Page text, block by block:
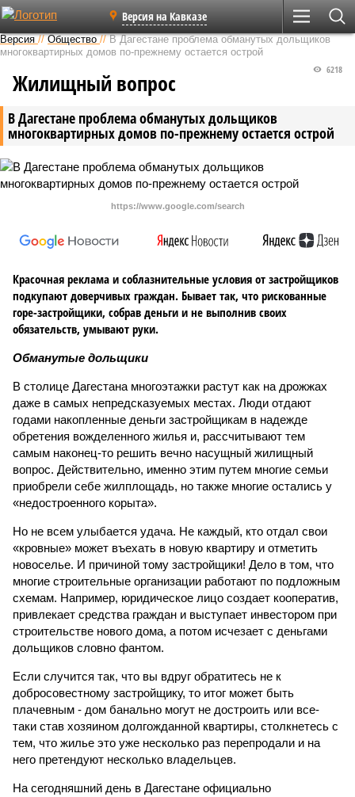
Версия на Кавказе
Версия //Общество //В Дагестане проблема обманутых дольщиков
многоквартирных домов по-прежнему остается острой
В Дагестане проблема обманутых дольщиков
многоквартирных домов по-прежнему остается острой
6218
Жилищный вопрос
https://www.google.com/search
Красочная реклама и соблазнительные условия от застройщиков
подкупают доверчивых граждан. Бывает так, что рискованные
горе-застройщики, собрав деньги и не выполнив своих
обязательств, умывают руки.
Обманутые дольщики
В столице Дагестана многоэтажки растут как на дрожжах
даже в самых непредсказуемых местах. Люди отдают
годами накопленные деньги застройщикам в надежде
обретения вожделенного жилья и, рассчитывают тем
самым наконец-то решить вечно насущный жилищный
вопрос. Действительно, именно этим путем многие семьи
приобрели себе жилплощадь, но также многие остались у
«недостроенного корыта».
Но не всем улыбается удача. Не каждый, кто отдал свои
«кровные» может въехать в новую квартиру и отметить
новоселье. И причиной тому застройщики! Дело в том, что
многие строительные организации работают по подложным
схемам. Например, юридическое лицо создает кооператив,
привлекает средства граждан и выступает инвестором при
строительстве нового дома, а потом исчезает с деньгами
дольщиков словно фантом.
Если случится так, что вы вдруг обратитесь не к
добросовестному застройщику, то итог может быть
плачевным - дом банально могут не достроить или все-
таки став хозяином долгожданной квартиры, столкнетесь с
тем, что жилье это уже несколько раз перепродали и на
него претендуют несколько владельцев.
На сегодняшний день в Дагестане официально